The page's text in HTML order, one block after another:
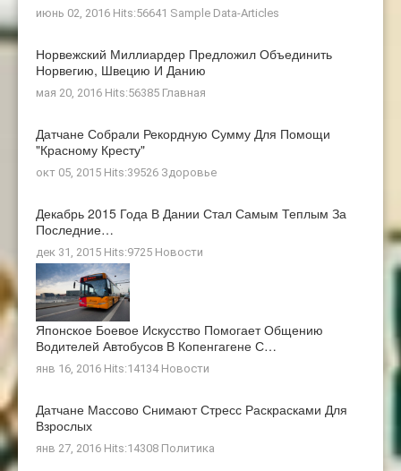
июнь 02, 2016 Hits:56641 Sample Data-Articles
Норвежский Миллиардер Предложил Объединить
Норвегию, Швецию И Данию
мая 20, 2016 Hits:56385 Главная
Датчане Собрали Рекордную Сумму Для Помощи
"Красному Кресту"
окт 05, 2015 Hits:39526 Здоровье
Декабрь 2015 Года В Дании Стал Самым Теплым За
Последние…
дек 31, 2015 Hits:9725 Новости
Японское Боевое Искусство Помогает Общению
Водителей Автобусов В Копенгагене С…
янв 16, 2016 Hits:14134 Новости
Датчане Массово Снимают Стресс Раскрасками Для
Взрослых
янв 27, 2016 Hits:14308 Политика